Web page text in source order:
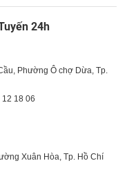
24h
Phường Ô chợ Dừa, Tp.
12 18 06
Xuân Hòa, Tp. Hồ Chí